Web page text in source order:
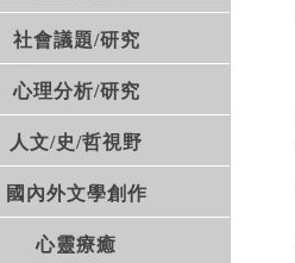
社會議題/研究
心理分析/研究
人文/史/哲視野
國內外文學創作
心靈療癒